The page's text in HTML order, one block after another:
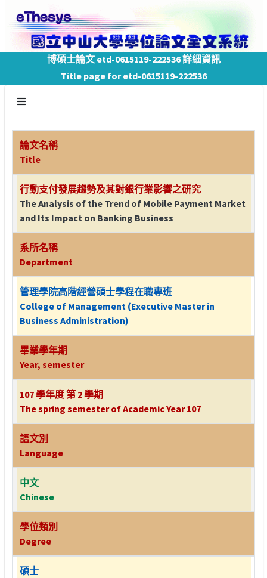
博碩士論文 etd-0615119-222536 詳細資訊
Title page for etd-0615119-222536
論文名稱
Title
行動支付發展趨勢及其對銀行業影響之研究
The Analysis of the Trend of Mobile Payment Market
and Its Impact on Banking Business
系所名稱
Department
管理學院高階經營碩士學程在職專班
College of Management (Executive Master in
Business Administration)
畢業學年期
Year, semester
107 學年度 第 2 學期
The spring semester of Academic Year 107
語文別
Language
中文
Chinese
學位類別
Degree
碩士